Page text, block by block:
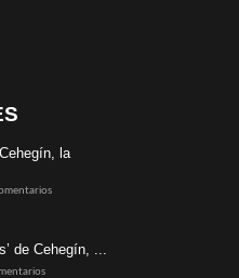
la
de Cehegín, ...